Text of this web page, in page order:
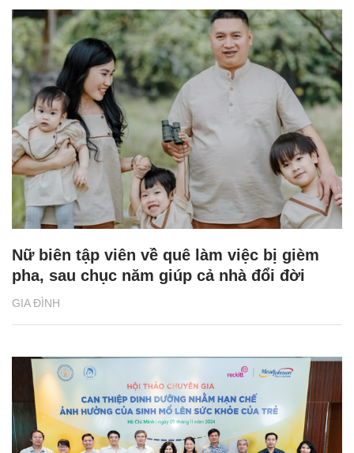
GIA ĐÌNH
Nữ biên tập viên về quê làm việc bị gièm
pha, sau chục năm giúp cả nhà đổi đời